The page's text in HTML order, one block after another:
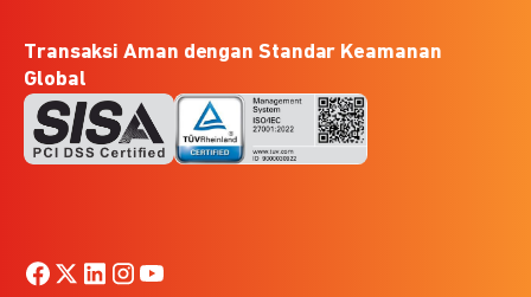
Transaksi Aman dengan Standar Keamanan
Global